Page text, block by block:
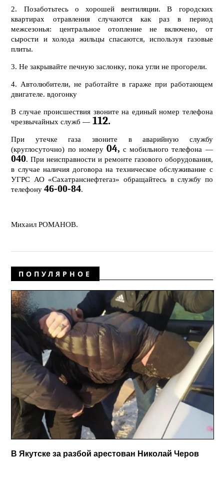
2. Позаботьтесь о хорошей вентиляции. В городских
квартирах отравления случаются как раз в период
межсезонья: центральное отопление не включено, от
сырости и холода жильцы спасаются, используя газовые
плиты.
3. Не закрывайте печную заслонку, пока угли не прогорели.
4. Автолюбители, не работайте в гараже при работающем
двигателе. вдогонку
В случае происшествия звоните на единый номер телефона
чрезвычайных служб — 112.
При утечке газа звоните в аварийную службу
(круглосуточно) по номеру 04, с мобильного телефона —
040. При неисправности и ремонте газового оборудования,
в случае наличия договора на техническое обслуживание с
УГРС АО «Сахатранснефтегаз» обращайтесь в службу по
телефону46-00-84.
Михаил РОМАНОВ.
ПОПУЛЯРНОЕ
В Якутске за разбой арестован Николай Черов